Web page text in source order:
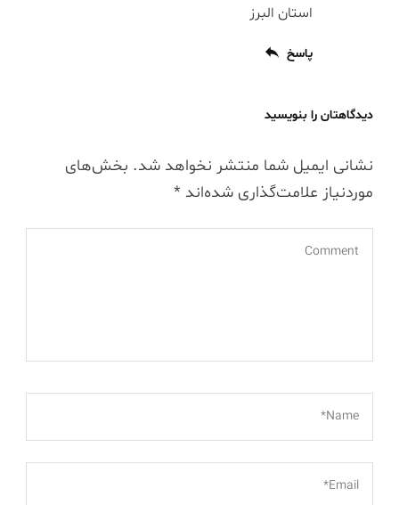
استان البرز
پاسخ
دیدگاهتان را بنویسید
نشانی ایمیل شما منتشر نخواهد شد. بخش‌های
موردنیاز علامت‌گذاری شده‌اند *
Comment
Name*
*
Email*
*